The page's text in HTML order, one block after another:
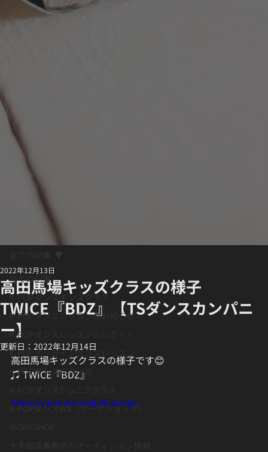
全ての記事
K-POPダンスキッズクラス
K-POPダンスレッスンのお知らせ
K-POPダンスレッスンのレポート
K-POPオンラインダンスレッスン
K-POPダンススクール
K-POPダンスWS（ワークショップ）
高田馬場キッズクラスの様子
TWICE『BDZ』【TSダンスカンパニ
ー】
2022年12月13日
更新日： 2022年12月14日
高田馬場キッズクラスの様子です😊
♫ TWICE『BDZ』
https://youtu.be/mq8245bUnjU